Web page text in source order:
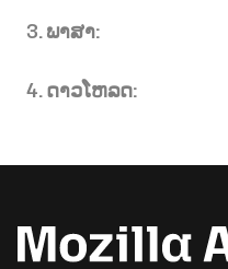
3. ພາສາ:
4. ດາວໂຫລດ: